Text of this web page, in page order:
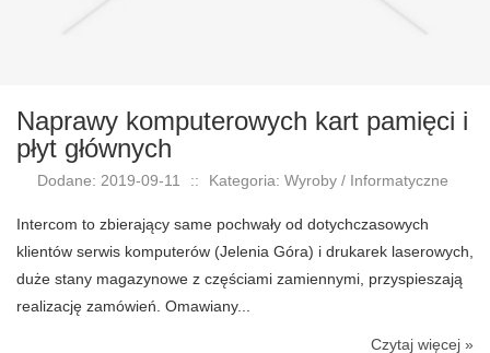
Naprawy komputerowych kart pamięci i
płyt głównych
Dodane: 2019-09-11 :: Kategoria: Wyroby / Informatyczne
Intercom to zbierający same pochwały od dotychczasowych
klientów serwis komputerów (Jelenia Góra) i drukarek laserowych,
duże stany magazynowe z częściami zamiennymi, przyspieszają
realizację zamówień. Omawiany...
Czytaj więcej »